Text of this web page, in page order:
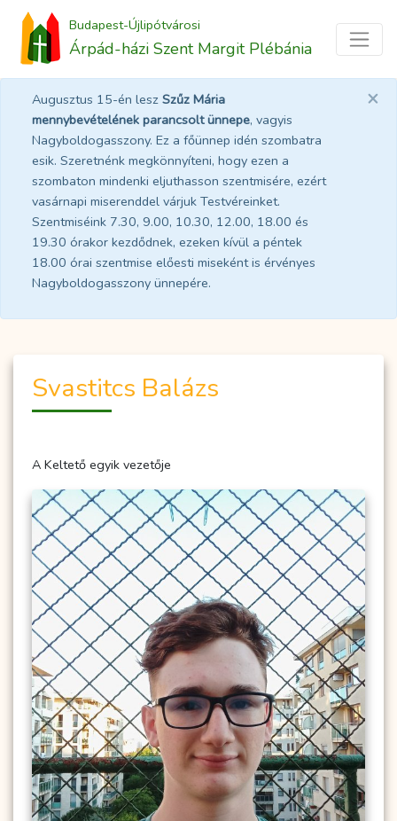
Budapest-Újlipótvárosi
Árpád-házi Szent Margit Plébánia
Augusztus 15-én lesz Szűz Mária
mennybevételének parancsolt ünnepe, vagyis
Nagyboldogasszony. Ez a főünnep idén szombatra
esik. Szeretnénk megkönnyíteni, hogy ezen a
szombaton mindenki eljuthasson szentmisére, ezért
vasárnapi miserenddel várjuk Testvéreinket.
Szentmiséink 7.30, 9.00, 10.30, 12.00, 18.00 és
19.30 órakor kezdődnek, ezeken kívül a péntek
18.00 órai szentmise előesti miseként is érvényes
Nagyboldogasszony ünnepére.
×
Svastitcs Balázs
A Keltető egyik vezetője